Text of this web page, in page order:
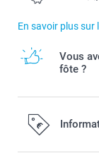
En savoir plus sur
Vous
fôte ?